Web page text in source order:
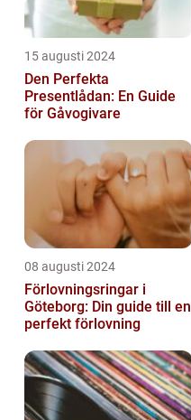
15 augusti 2024
Den Perfekta
Presentlådan: En Guide
för Gåvogivare
08 augusti 2024
Förlovningsringar i
Göteborg: Din guide till en
perfekt förlovning